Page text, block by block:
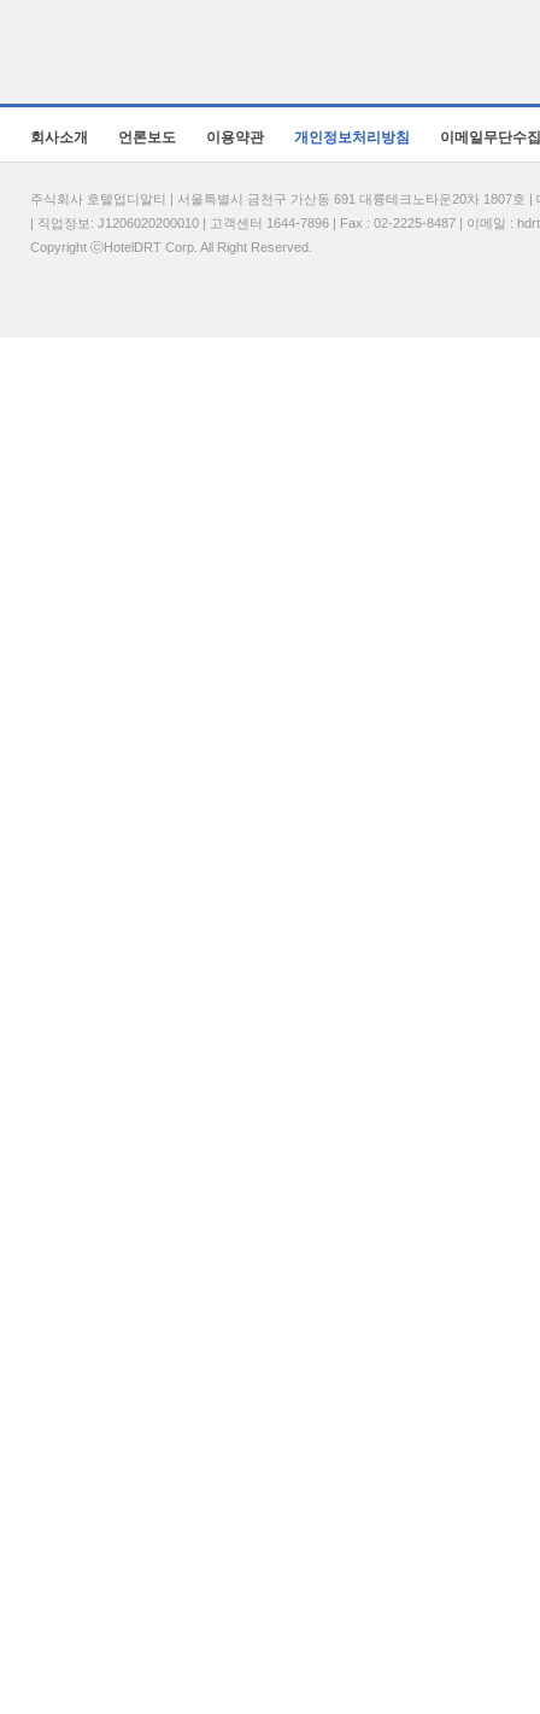
회사소개 언론보도 이용약관 개인정보처리방침 이메일무단수
주식회사 호텔업디알티 | 서울특별시 금천구 가산동 691 대륭테크노타운20차 1807
| 직업정보: J1206020200010 | 고객센터 1644-7896 | Fax : 02-2225-8487 | 이메일 :
Copyright ⓒHotelDRT Corp. All Right Reserved.